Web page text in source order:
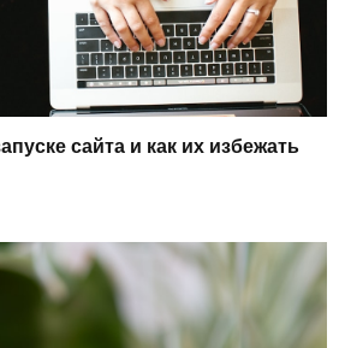
сайта и как их избежать